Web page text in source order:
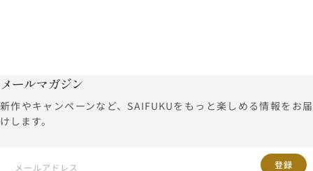
メールマガジン
新作やキャンペーンなど、SAIFUKUをもっと楽しめる情報をお届
けします。
登録